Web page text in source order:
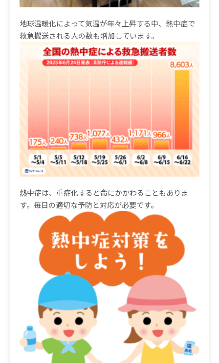
地球温暖化によって気温が年々上昇する中、熱中症で
救急搬送される人の数も増加しています。
熱中症は、重症化すると命にかかわることもありま
す。毎日の適切な予防と対応が必要です。